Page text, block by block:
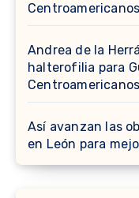
Andrea de la
halterofilia para
Así avanzan las
en León para